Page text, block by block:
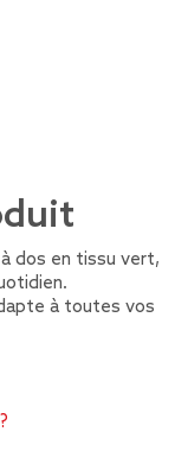
dos en tissu vert,
à toutes vos